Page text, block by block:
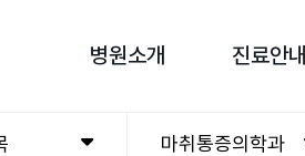
병원소개 진료안내
마취통증의학과